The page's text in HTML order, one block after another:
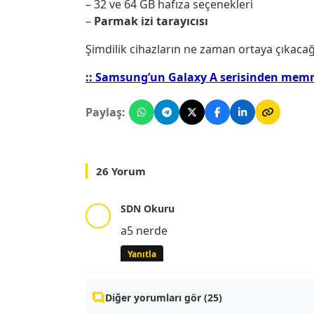
– 32 ve 64 GB hafıza seçenekleri
– Parmak izi tarayıcısı
Şimdilik cihazların ne zaman ortaya
:: Samsung’un Galaxy A serisinden
Paylaş:
26 Yorum
SDN Okuru
a5 nerde
Yanıtla
Diğer yorumları gör (25)